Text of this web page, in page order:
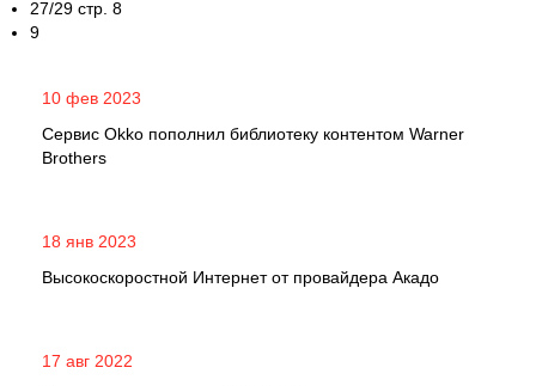
27/29 стр. 8
9
10 фев 2023
Сервис Okko пополнил библиотеку контентом Warner
Brothers
18 янв 2023
Высокоскоростной Интернет от провайдера Акадо
17 авг 2022